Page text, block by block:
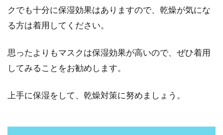
クでも十分に保湿効果はありますので、乾燥が気にな
る方は着用してください。
思ったよりもマスクは保湿効果が高いので、ぜひ着用
してみることをお勧めします。
上手に保湿をして、乾燥対策に努めましょう。